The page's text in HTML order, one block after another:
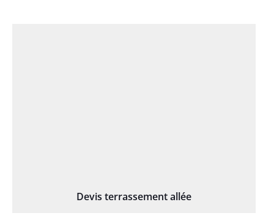
Devis terrassement allée